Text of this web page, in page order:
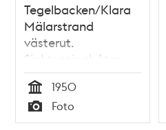
Tegelbacken/Klara
Mälarstrand
västerut.
Sightseeingbåtar
vid kajen
Tid
1950
Typ
Foto